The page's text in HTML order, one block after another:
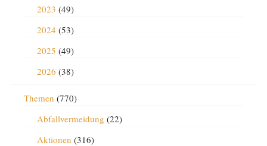
2023 (49)
2024 (53)
2025 (49)
2026 (38)
Themen (770)
Abfallvermeidung (22)
Aktionen (316)